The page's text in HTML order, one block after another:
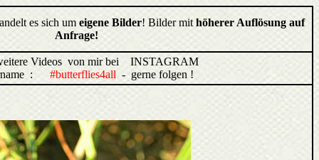
es sich um eigene Bilder! Bilder mit höherer Auflösung auf
Anfrage!
Videos von mir bei INSTAGRAM
: #butterflies4all - gerne folgen !